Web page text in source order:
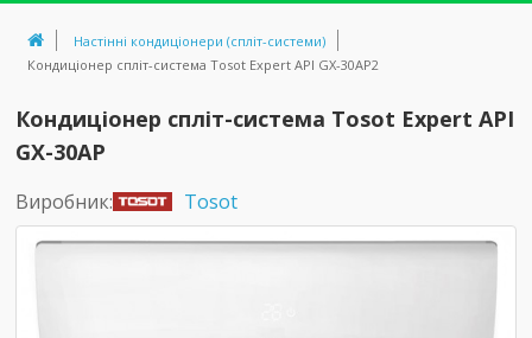
Настінні кондиціонери (спліт-системи)
Кондиціонер спліт-система Tosot Expert API GX-30AP2
Кондиціонер спліт-система Tosot Expert API
GX-30AP
Виробник: Tosot